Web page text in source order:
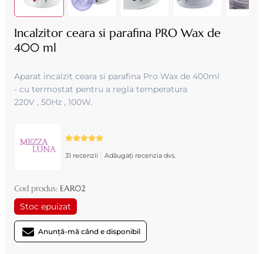
Incalzitor ceara si parafina PRO Wax de
400 ml
Aparat incalzit ceara si parafina Pro Wax de 400ml
- cu termostat pentru a regla temperatura
220V , 50Hz , 100W .
31 recenzii Adăugați recenzia dvs.
Cod produs: EAR02
Stoc epuizat
Anunță-mă când e disponibil